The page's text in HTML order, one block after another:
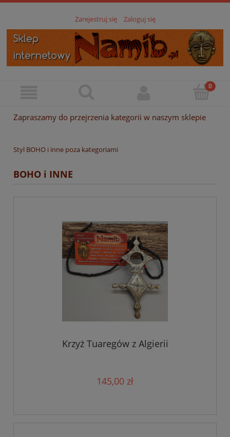
Zarejestruj się Zaloguj się
Zapraszamy do przejrzenia kategorii w naszym sklepie
Styl BOHO i inne poza kategoriami
BOHO i INNE
Krzyż Tuaregów z Algierii
145,00 zł